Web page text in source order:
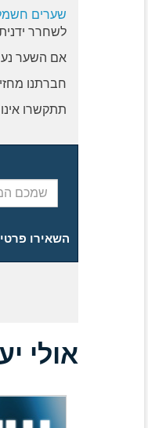
שערים
לשחרר
אם השער נע
חברתנו
תתקשרו אינו
שמכם
המלא
השאירו
אולי